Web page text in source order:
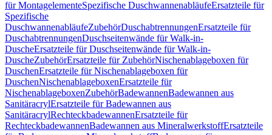
für MontagelementeSpezifische DuschwannenabläufeErsatzteile für
Spezifische
DuschwannenabläufeZubehörDuschabtrennungenErsatzteile für
DuschabtrennungenDuschseitenwände für Walk-in-
DuscheErsatzteile für Duschseitenwände für Walk-in-
DuscheZubehörErsatzteile für ZubehörNischenablageboxen für
DuschenErsatzteile für Nischenablageboxen für
DuschenNischenablageboxenErsatzteile für
NischenablageboxenZubehörBadewannenBadewannen aus
SanitäracrylErsatzteile für Badewannen aus
SanitäracrylRechteckbadewannenErsatzteile für
RechteckbadewannenBadewannen aus MineralwerkstoffErsatzteile